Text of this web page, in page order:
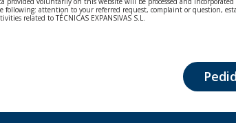
following: attention to your referred request, complaint or question,
related to TÉCNICAS EXPANSIVAS S.L.
with the utmost confidentiality and shall comply with all the
cancellation and opposition under the provisions of the